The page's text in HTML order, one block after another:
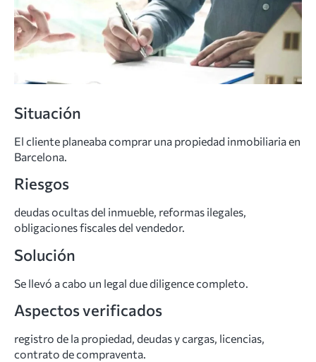
Situación
El cliente planeaba comprar una propiedad inmobiliaria en
Barcelona.
Riesgos
deudas ocultas del inmueble, reformas ilegales,
obligaciones fiscales del vendedor.
Solución
Se llevó a cabo un legal due diligence completo.
Aspectos verificados
registro de la propiedad, deudas y cargas, licencias,
contrato de compraventa.